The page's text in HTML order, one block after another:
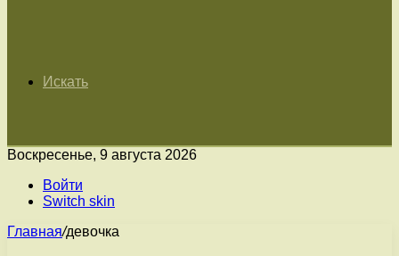
Искать
Воскресенье, 9 августа 2026
Войти
Switch skin
Главная/девочка